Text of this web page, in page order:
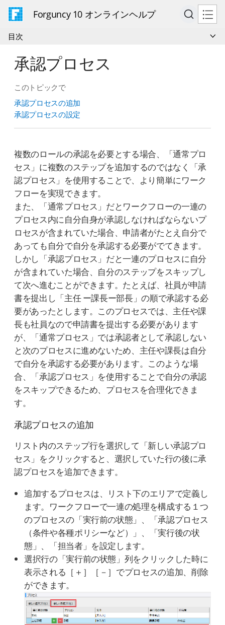
Forguncy 10 オンラインヘルプ
目次
承認プロセス
このトピックで
承認プロセスの追加
承認プロセスの設定
複数のロールの承認を必要とする場合、「通常プロ
セス」に複数のステップを追加するのではなく「承
認プロセス」を使用することで、より簡単にワーク
フローを実現できます。
また、「通常プロセス」だとワークフローの一連の
プロセス内に自分自身が承認しなければならないプ
ロセスが含まれていた場合、申請者がたとえ自分で
あっても自分で自分を承認する必要がでてきます。
しかし「承認プロセス」だと一連のプロセスに自分
が含まれていた場合、自分のステップをスキップし
て次へ進むことができます。たとえば、社員が申請
書を提出し「主任 ー課長ー部長」の順で承認する必
要があったとします。このプロセスでは、主任や課
長も社員なので申請書を提出する必要があります
が、「通常プロセス」では承認者として承認しない
と次のプロセスに進めないため、主任や課長は自分
で自分を承認する必要があります。このような場
合、「承認プロセス」を使用することで自分の承認
をスキップできるため、プロセスを合理化できま
す。
承認プロセスの追加
リスト内のステップ行を選択して「新しい承認プロ
セス」をクリックすると、選択していた行の後に承
認プロセスを追加できます。
追加するプロセスは、リスト下のエリアで定義し
ます。ワークフローで一連の処理を構成する１つ
のプロセスの「実行前の状態」、「承認プロセス
（条件や各種ポリシーなど）」、「実行後の状
態」、「担当者」を設定します。
選択行の「実行前の状態」列をクリックした時に
表示される［＋］［－］でプロセスの追加、削除
ができます。